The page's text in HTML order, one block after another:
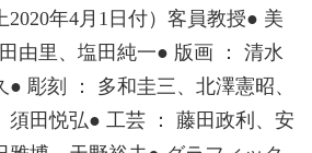
年4月1日付）客員教授● 美
由里、塩田純一● 版画 ： 清水
彫刻 ： 多和圭三、北澤憲昭、
須田悦弘● 工芸 ： 藤田政利、安